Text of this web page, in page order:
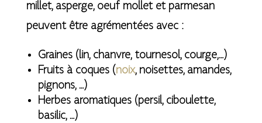
millet, asperge, oeuf mollet et parmesan
peuvent être agrémentées avec :
Graines (lin, chanvre, tournesol, courge,…)
Fruits à coques (noix, noisettes, amandes,
pignons, …)
Herbes aromatiques (persil, ciboulette,
basilic, …)